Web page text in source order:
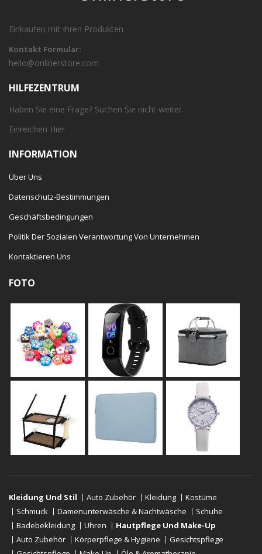
Einkaufen mit Ihren Produkten
Kontakt Formular:
hello@onlinerstore.com
HILFEZENTRUM
Haben Sie eine Frage? Suchen Sie nicht weiter.
Einreichen Hier
INFORMATION
Über Uns
Datenschutz-Bestimmungen
Geschäftsbedingungen
Politik Der Sozialen Verantwortung Von Unternehmen
Kontaktieren Uns
FOTO
Kleidung Und Stil Auto Zubehör Kleidung
Kostüme
Schmuck
Damenunterwäsche & Nachtwäsche
Schuhe
Badebekleidung
Uhren
Hautpflege Und Make-Up
Auto Zubehör
Körperpflege & Hygiene
Gesichtspflege